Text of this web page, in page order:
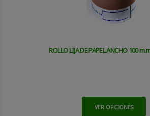
ROLLO LIJA DE PAPEL ANCHO 100
VER OPCIONES